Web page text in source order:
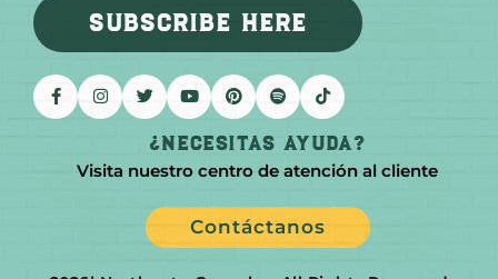
SUBSCRIBE HERE
¿Necesitas Ayuda?
Visita nuestro centro de atención al cliente
Contáctanos